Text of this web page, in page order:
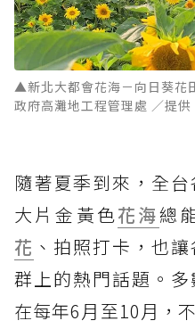
▲新北大都會花海－向日葵
政府高灘地工程管理處 ／提供
隨著夏季到來，全
大片金黃色花海總
花 、拍照打卡，也
群上的熱門話題。
在每年6月至10月，